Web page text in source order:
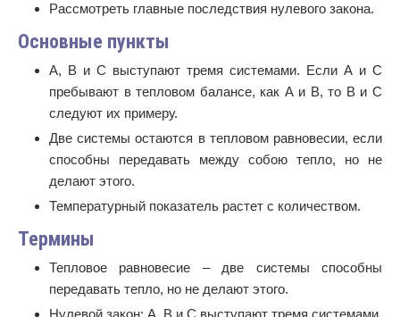
Рассмотреть главные последствия нулевого закона.
Основные пункты
А, В и С выступают тремя системами. Если А и С
пребывают в тепловом балансе, как А и В, то В и С
следуют их примеру.
Две системы остаются в тепловом равновесии, если
способны передавать между собою тепло, но не
делают этого.
Температурный показатель растет с количеством.
Термины
Тепловое равновесие – две системы способны
передавать тепло, но не делают этого.
Нулевой закон: А, В и С выступают тремя системами.